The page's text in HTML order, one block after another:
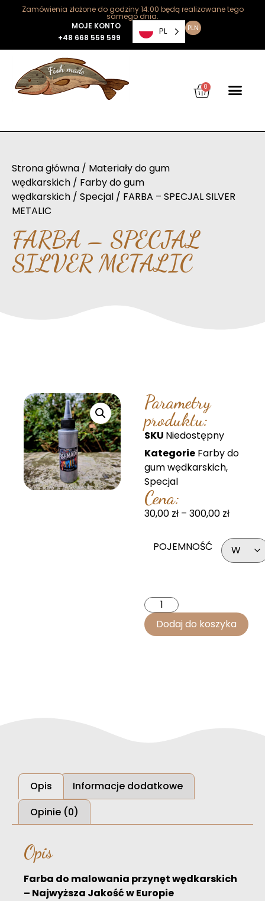
Zamówienia złożone do godziny 14:00 będą realizowane tego
samego dnia.
MOJE KONTO
+48 668 559 599
PL PLN
0
Strona główna / Materiały do gum
wędkarskich / Farby do gum
wędkarskich / Specjal / FARBA – SPECJAL SILVER
METALIC
FARBA – SPECJAL
SILVER METALIC
Parametry
produktu:
SKU Niedostępny
Kategorie Farby do
gum wędkarskich,
Specjal
Cena:
30,00 zł – 300,00 zł
POJEMNOŚĆ
Dodaj do koszyka
Opis
Informacje dodatkowe
Opinie (0)
Opis
Farba do malowania przynęt wędkarskich
– Najwyższa Jakość w Europie